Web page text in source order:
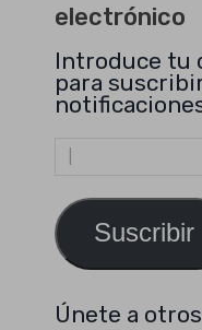
electrónico
Introduce tu
para
Dirección
de
Suscribir
Únete a